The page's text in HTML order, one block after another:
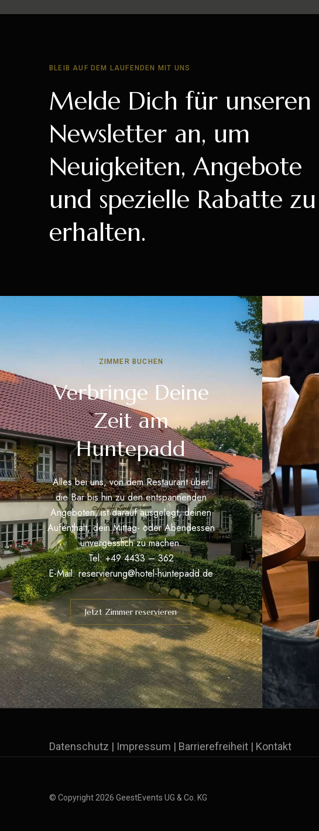
BLEIB AUF DEM LAUFENDEN MIT UNS
Melde Dich für unseren
Newsletter an, um
Neuigkeiten, Angebote
und spezielle Rabatte zu
erhalten.
ZIMMER BUCHEN
Verbringe Deine
Zeit am
Huntepadd
Alles bei uns, von dem Restaurant über
die Bar bis hin zu den entspannenden
Angeboten, ist darauf ausgelegt, deinen
Aufenthalt, dein Mittag- oder Abendessen
unvergesslich zu machen.
Tel: +49 4433 – 362
E-Mail:reservierung@hotel-huntepadd.de
Jetzt Zimmer reservieren
Datenschutz | Impressum | Barrierefreiheit | Kontakt
© Copyright 2026 GeestEvents UG & Co. KG